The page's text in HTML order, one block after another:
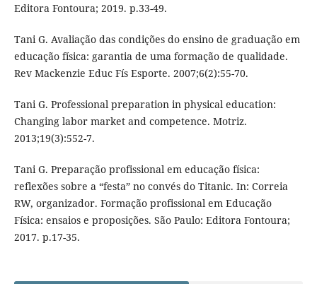
Editora Fontoura; 2019. p.33-49.
Tani G. Avaliação das condições do ensino de graduação em
educação física: garantia de uma formação de qualidade.
Rev Mackenzie Educ Fís Esporte. 2007;6(2):55-70.
Tani G. Professional preparation in physical education:
Changing labor market and competence. Motriz.
2013;19(3):552-7.
Tani G. Preparação profissional em educação física:
reflexões sobre a “festa” no convés do Titanic. In: Correia
RW, organizador. Formação profissional em Educação
Física: ensaios e proposições. São Paulo: Editora Fontoura;
2017. p.17-35.